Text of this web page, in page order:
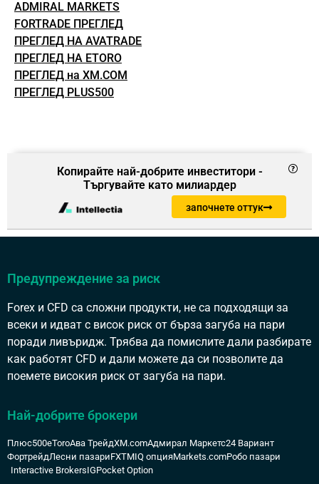
ADMIRAL MARKETS
FORTRADE ПРЕГЛЕД
ПРЕГЛЕД НА AVATRADE
ПРЕГЛЕД НА ETORO
ПРЕГЛЕД на XM.COM
ПРЕГЛЕД PLUS500
Копирайте най-добрите инвеститори -
Търгувайте като милиардер
започнете оттук
Предупреждение за риск
Forex и CFD са сложни продукти, не са подходящи за
всеки и идват с висок риск от бърза загуба на пари
поради ливъридж. Трябва да помислите дали разбирате
как работят CFD и дали можете да си позволите да
поемете високия риск от загуба на пари.
Най-добрите брокери
Плюс500eToroАва ТрейдXM.comАдмирал Маркетс24 Вариант
ФортрейдЛесни пазариFXTMIQ опцияMarkets.comРобо пазари
Interactive BrokersIGPocket Option